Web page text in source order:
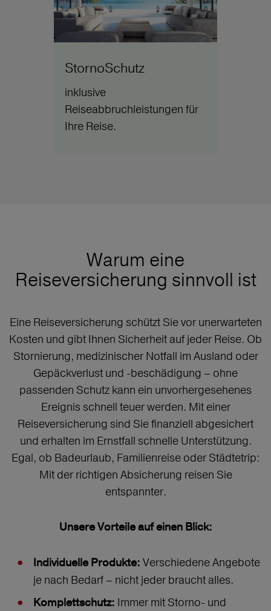
StornoSchutz
inklusive
Reiseabbruchleistungen für
Ihre Reise.
Warum eine
Reiseversicherung sinnvoll ist
Eine Reiseversicherung schützt Sie vor unerwarteten
Kosten und gibt Ihnen Sicherheit auf jeder Reise. Ob
Stornierung, medizinischer Notfall im Ausland oder
Gepäckverlust und -beschädigung – ohne
passenden Schutz kann ein unvorhergesehenes
Ereignis schnell teuer werden. Mit einer
Reiseversicherung sind Sie finanziell abgesichert
und erhalten im Ernstfall schnelle Unterstützung.
Egal, ob Badeurlaub, Familienreise oder Städtetrip:
Mit der richtigen Absicherung reisen Sie
entspannter.
Unsere Vorteile auf einen Blick:
Individuelle Produkte: Verschiedene Angebote
je nach Bedarf – nicht jeder braucht alles.
Komplettschutz: Immer mit Storno‑ und